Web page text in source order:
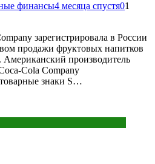
финансы4 месяца спустя01
зарегистрировала в России
продажи фруктовых напитков
Американский производитель
Cola Company
знаки S…